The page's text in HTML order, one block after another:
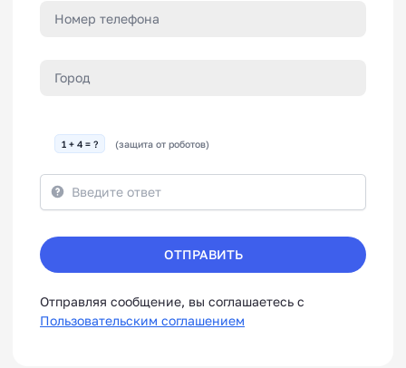
1 + 4 = ? (защита от роботов)
ОТПРАВИТЬ
Отправляя сообщение, вы соглашаетесь с
Пользовательским соглашением